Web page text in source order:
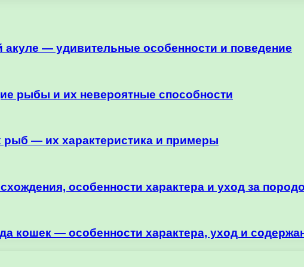
— удивительные особенности и поведение
рыбы и их невероятные способности
— их характеристика и примеры
особенности характера и уход за
кошек — особенности характера, уход и